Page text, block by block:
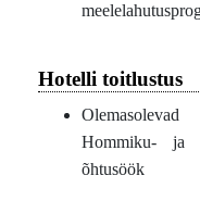
Hotelli toitlustus
Hommiku- ja
õhtusöök